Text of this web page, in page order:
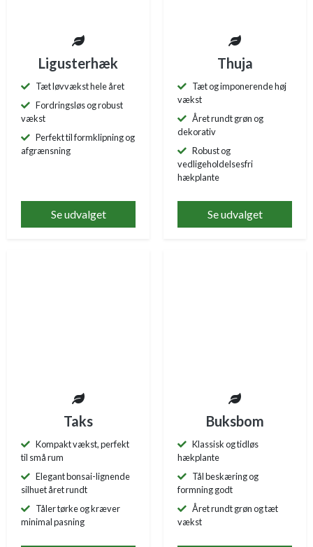
Ligusterhæk
Tæt løvvækst hele året
Fordringsløs og robust
vækst
Perfekt til formklipning og
afgrænsning
Se udvalget
Thuja
Tæt og imponerende høj
vækst
Året rundt grøn og
dekorativ
Robust og
vedligeholdelsesfri
hækplante
Se udvalget
Taks
Kompakt vækst, perfekt
til små rum
Elegant bonsai-lignende
silhuet året rundt
Tåler tørke og kræver
minimal pasning
Buksbom
Klassisk og tidløs
hækplante
Tål beskæring og
formning godt
Året rundt grøn og tæt
vækst